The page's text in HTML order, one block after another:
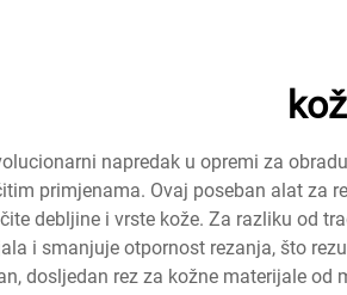
napredak u opremi za
primjenama. Ovaj poseban alat za
debljine i vrste kože. Za razliku od
i smanjuje otpornost rezanja, što
dosljedan rez za kožne materijale